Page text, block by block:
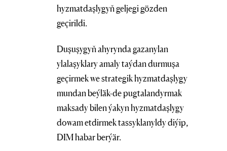
hyzmatdaşlygyň geljegi gözden
geçirildi.
Duşuşygyň ahyrynda gazanylan
ylalaşyklary amaly taýdan durmuşa
geçirmek we strategik hyzmatdaşlygy
mundan beýläk-de pugtalandyrmak
maksady bilen ýakyn hyzmatdaşlygy
dowam etdirmek tassyklanyldy diýip,
DIM habar berýär.